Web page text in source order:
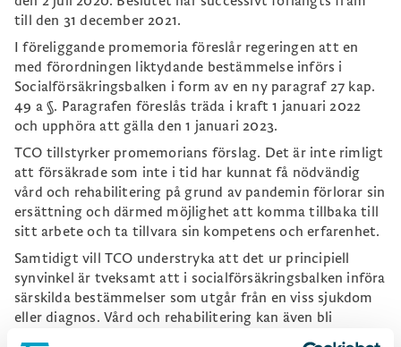
till den 31 december 2021.
I föreliggande promemoria föreslår regeringen att en
med förordningen liktydande bestämmelse införs i
Socialförsäkringsbalken i form av en ny paragraf 27 kap.
49 a §. Paragrafen föreslås träda i kraft 1 januari 2022
och upphöra att gälla den 1 januari 2023.
TCO tillstyrker promemorians förslag. Det är inte rimligt
att försäkrade som inte i tid har kunnat få nödvändig
vård och rehabilitering på grund av pandemin förlorar sin
ersättning och därmed möjlighet att komma tillbaka till
sitt arbete och ta tillvara sin kompetens och erfarenhet.
Samtidigt vill TCO understryka att det ur principiell
synvinkel är tveksamt att i socialförsäkringsbalken införa
särskilda bestämmelser som utgår från en viss sjukdom
eller diagnos. Vård och rehabilitering kan även bli
försenade av orsaker som inte är relaterade till covid-19,